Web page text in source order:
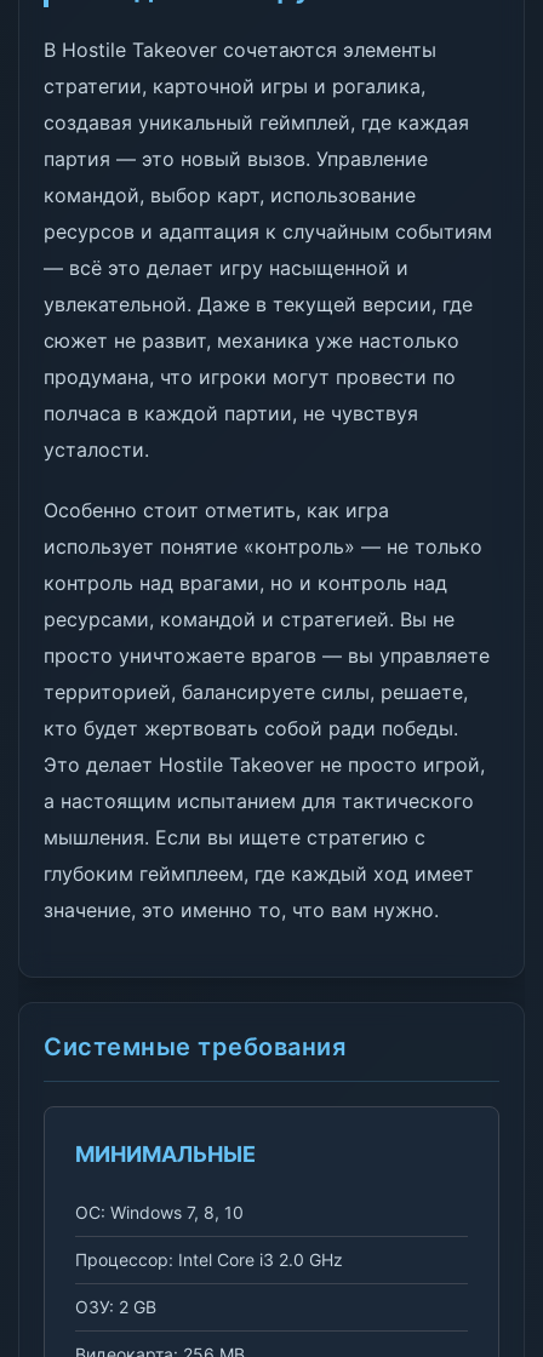
В Hostile Takeover сочетаются элементы
стратегии, карточной игры и рогалика,
создавая уникальный геймплей, где каждая
партия — это новый вызов. Управление
командой, выбор карт, использование
ресурсов и адаптация к случайным событиям
— всё это делает игру насыщенной и
увлекательной. Даже в текущей версии, где
сюжет не развит, механика уже настолько
продумана, что игроки могут провести по
полчаса в каждой партии, не чувствуя
усталости.
Особенно стоит отметить, как игра
использует понятие «контроль» — не только
контроль над врагами, но и контроль над
ресурсами, командой и стратегией. Вы не
просто уничтожаете врагов — вы управляете
территорией, балансируете силы, решаете,
кто будет жертвовать собой ради победы.
Это делает Hostile Takeover не просто игрой,
а настоящим испытанием для тактического
мышления. Если вы ищете стратегию с
глубоким геймплеем, где каждый ход имеет
значение, это именно то, что вам нужно.
Системные требования
МИНИМАЛЬНЫЕ
ОС: Windows 7, 8, 10
Процессор: Intel Core i3 2.0 GHz
ОЗУ: 2 GB